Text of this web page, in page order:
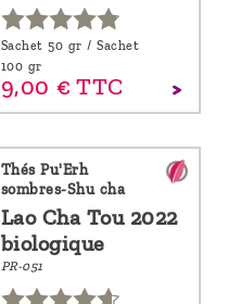
Sachet 50 gr / Sachet
100 gr
9,00 € TTC
Thés Pu'Erh
sombres-Shu cha
Lao Cha Tou 2022
biologique
PR-051